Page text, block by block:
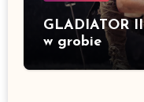
GLADIATOR
w grobie